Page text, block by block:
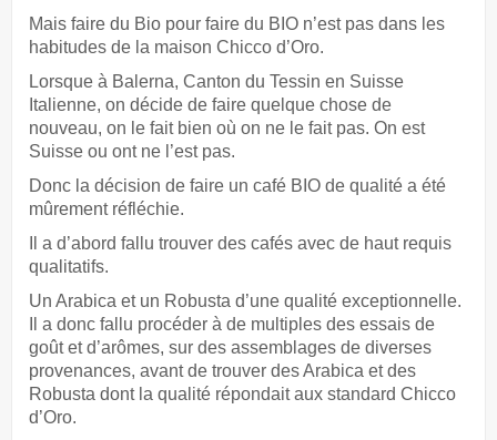
Mais faire du Bio pour faire du BIO n’est pas dans les
habitudes de la maison Chicco d’Oro.
Lorsque à Balerna, Canton du Tessin en Suisse
Italienne, on décide de faire quelque chose de
nouveau, on le fait bien où on ne le fait pas. On est
Suisse ou ont ne l’est pas.
Donc la décision de faire un café BIO de qualité a été
mûrement réfléchie.
Il a d’abord fallu trouver des cafés avec de haut requis
qualitatifs.
Un Arabica et un Robusta d’une qualité exceptionnelle.
Il a donc fallu procéder à de multiples des essais de
goût et d’arômes, sur des assemblages de diverses
provenances, avant de trouver des Arabica et des
Robusta dont la qualité répondait aux standard Chicco
d’Oro.